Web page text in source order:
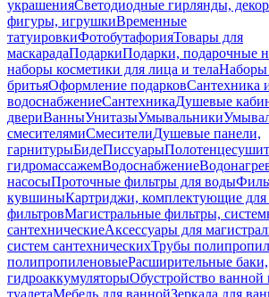
украшенияСветодиодные гирлянды,
фигуры, игрушкиВременные
татуировкиФотобутафорияТовары для
маскарадаПодаркиПодарки, подарочные
наборы косметики для лица и телаНаборы
бритьяОформление подарковСантехника
водоснабжениеСантехникаДушевые
двериВанныУнитазыУмывальники
смесителямиСмесителиДушевые панели,
гарнитурыБидеПиссуары
гидромассажемВодоснабжение
насосыПроточные фильтры для воды
кувшиныКартриджи, комплектующие
фильтровМагистральные фильтры,
сантехническиеАксессуары для
систем сантехническихТрубы
полипропиленовыеРасширительные баки,
гидроаккумуляторыОбустройство ванной
туалетаМебель для ваннойЗеркала для